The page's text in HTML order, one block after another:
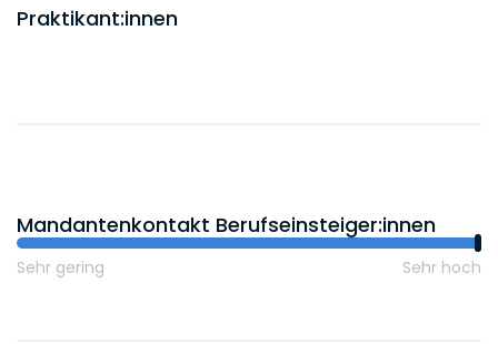
Praktikant:innen
Mandantenkontakt Berufseinsteiger:innen
Sehr gering Sehr hoch